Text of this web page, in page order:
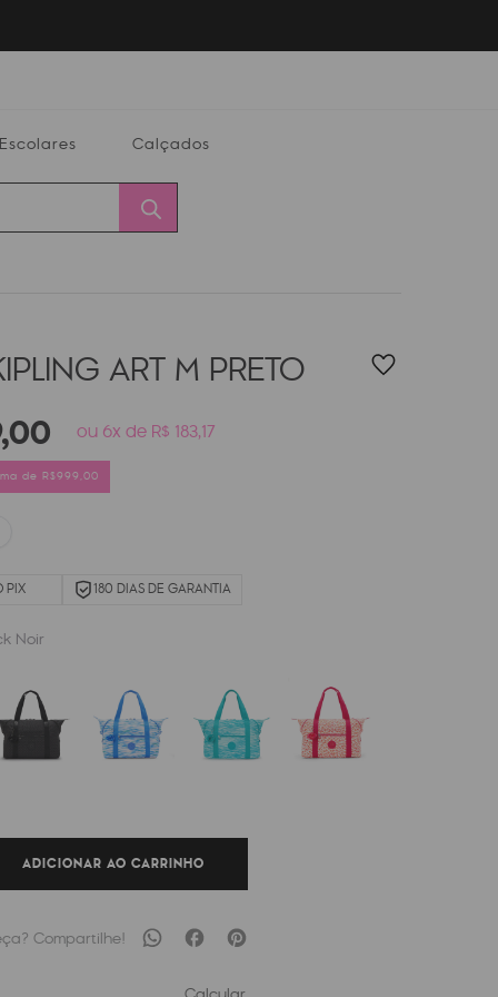
Escolares Calçados
ART M PRETO
,00 ou 6x de R$ 183,17
de R$999,00
PIX 180 DIAS DE GARANTIA
Noir
ADICIONAR AO CARRINHO